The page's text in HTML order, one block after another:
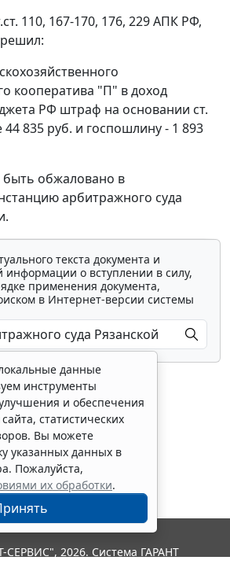
110, 167-170, 176, 229АПК РФ,
кооператива "П" в доход
РФ штраф на основании ст.
835 руб. и госпошлину - 1 893
обжаловано в
арбитражного суда
текста документа и
информации о вступлении в силу,
применения документа,
в Интернет-версии системы
все материалы
данные
инструменты
и обеспечения
статистических
Вы можете
указанных данных в
Пожалуйста,
их обработки.
2026. Система ГАРАНТ